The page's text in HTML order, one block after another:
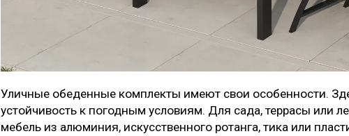
Уличные обеденные комплекты имеют свои особенности.
устойчивость к погодным условиям. Для сада, террасы или
мебель из алюминия, искусственного ротанга, тика или